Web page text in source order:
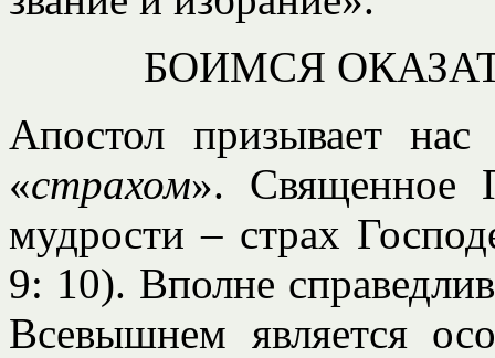
БОИМСЯ
Апостол призывает
«страхом». Священное
мудрости – страх
9: 10). Вполне
Всевышнем является